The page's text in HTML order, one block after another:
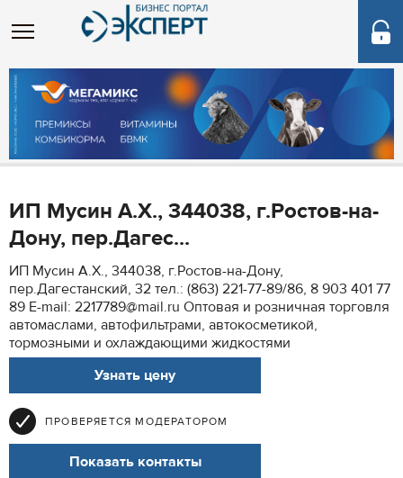
ИП Мусин А.Х., 344038, г.Ростов-на-
Дону, пер.Дагес...
ИП Мусин А.Х., 344038, г.Ростов-на-Дону,
пер.Дагестанский, 32 тел.: (863) 221-77-89/86, 8 903 401 77
89 Е-mail: 2217789@mail.ru Оптовая и розничная торговля
автомаслами, автофильтрами, автокосметикой,
тормозными и охлаждающими жидкостями
Узнать цену
ПРОВЕРЯЕТСЯ МОДЕРАТОРОМ
Показать контакты